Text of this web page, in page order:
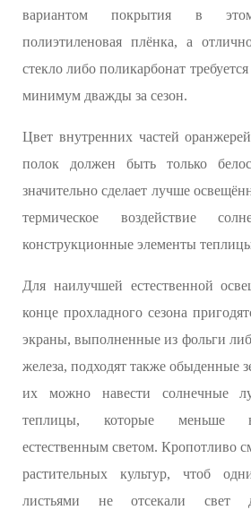
вариантом покрытия в
полиэтиленовая плёнка, а
стекло либо поликарбонат
минимум дважды за сезон.
Цвет внутренних частей
полок должен быть только
значительно сделает лучше
термическое воздействие
конструкционные элементы
Для наилучшей естественной
конце прохладного сезона
экраны, выполненные из фольги
железа, подходят также обыденные
их можно навести солнечные
теплицы, которые меньше
естественным светом. Кропотливо
растительных культур, чтоб
листьями не отсекали свет